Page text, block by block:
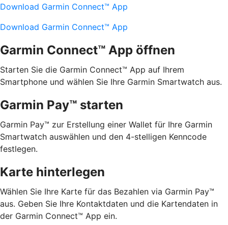
Download Garmin Connect™ App
Download Garmin Connect™ App
Garmin Connect™ App öffnen
Starten Sie die Garmin Connect™ App auf Ihrem
Smartphone und wählen Sie Ihre Garmin Smartwatch aus.
Garmin Pay™ starten
Garmin Pay™ zur Erstellung einer Wallet für Ihre Garmin
Smartwatch auswählen und den 4-stelligen Kenncode
festlegen.
Karte hinterlegen
Wählen Sie Ihre Karte für das Bezahlen via Garmin Pay™
aus. Geben Sie Ihre Kontaktdaten und die Kartendaten in
der Garmin Connect™ App ein.